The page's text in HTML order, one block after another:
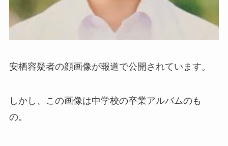
安栖容疑者の顔画像が報道で公開されています。
しかし、この画像は中学校の卒業アルバムのも
の。